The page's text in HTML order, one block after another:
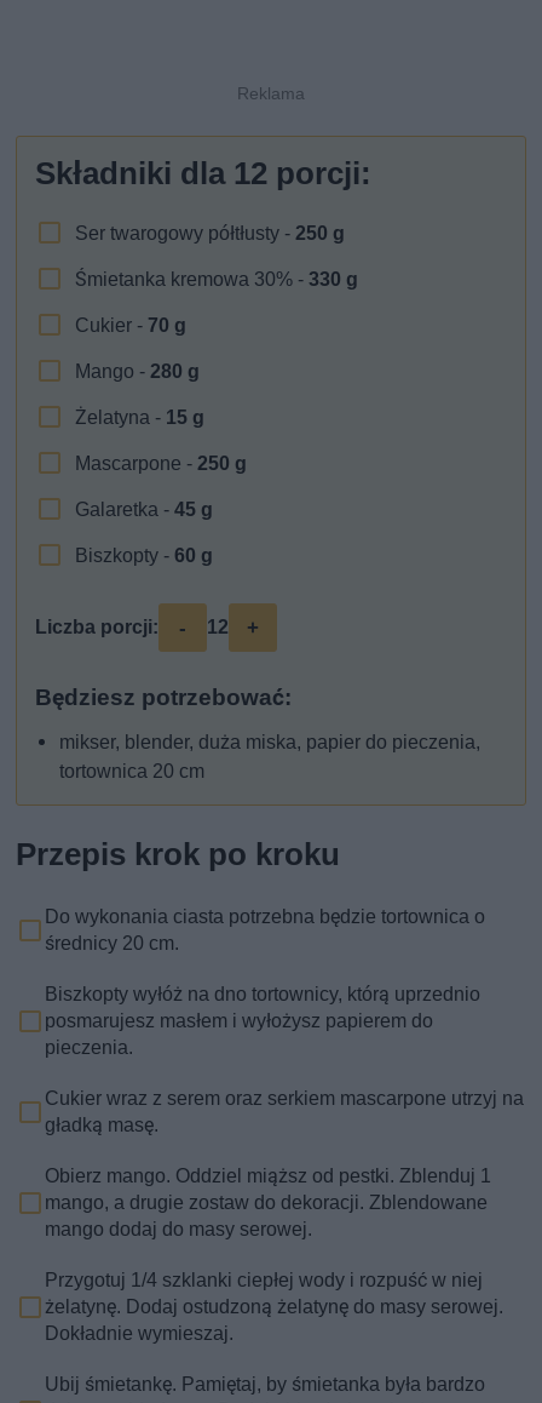
Składniki dla 12 porcji:
Ser twarogowy półtłusty -250 g
Śmietanka kremowa 30% -330 g
Cukier - 70 g
Mango -280 g
Żelatyna - 15 g
Mascarpone -250 g
Galaretka -45 g
Biszkopty -60 g
Liczba porcji: - 12 +
Będziesz potrzebować:
mikser, blender, duża miska, papier do pieczenia,
tortownica 20 cm
Przepis krok po kroku
Do wykonania ciasta potrzebna będzie tortownica o
średnicy 20 cm.
Biszkopty wyłóż na dno tortownicy, którą uprzednio
posmarujesz masłem i wyłożysz papierem do
pieczenia.
Cukier wraz z serem oraz serkiem mascarpone utrzyj na
gładką masę.
Obierz mango. Oddziel miąższ od pestki. Zblenduj 1
mango, a drugie zostaw do dekoracji. Zblendowane
mango dodaj do masy serowej.
Przygotuj 1/4 szklanki ciepłej wody i rozpuść w niej
żelatynę. Dodaj ostudzoną żelatynę do masy serowej.
Dokładnie wymieszaj.
Ubij śmietankę. Pamiętaj, by śmietanka była bardzo